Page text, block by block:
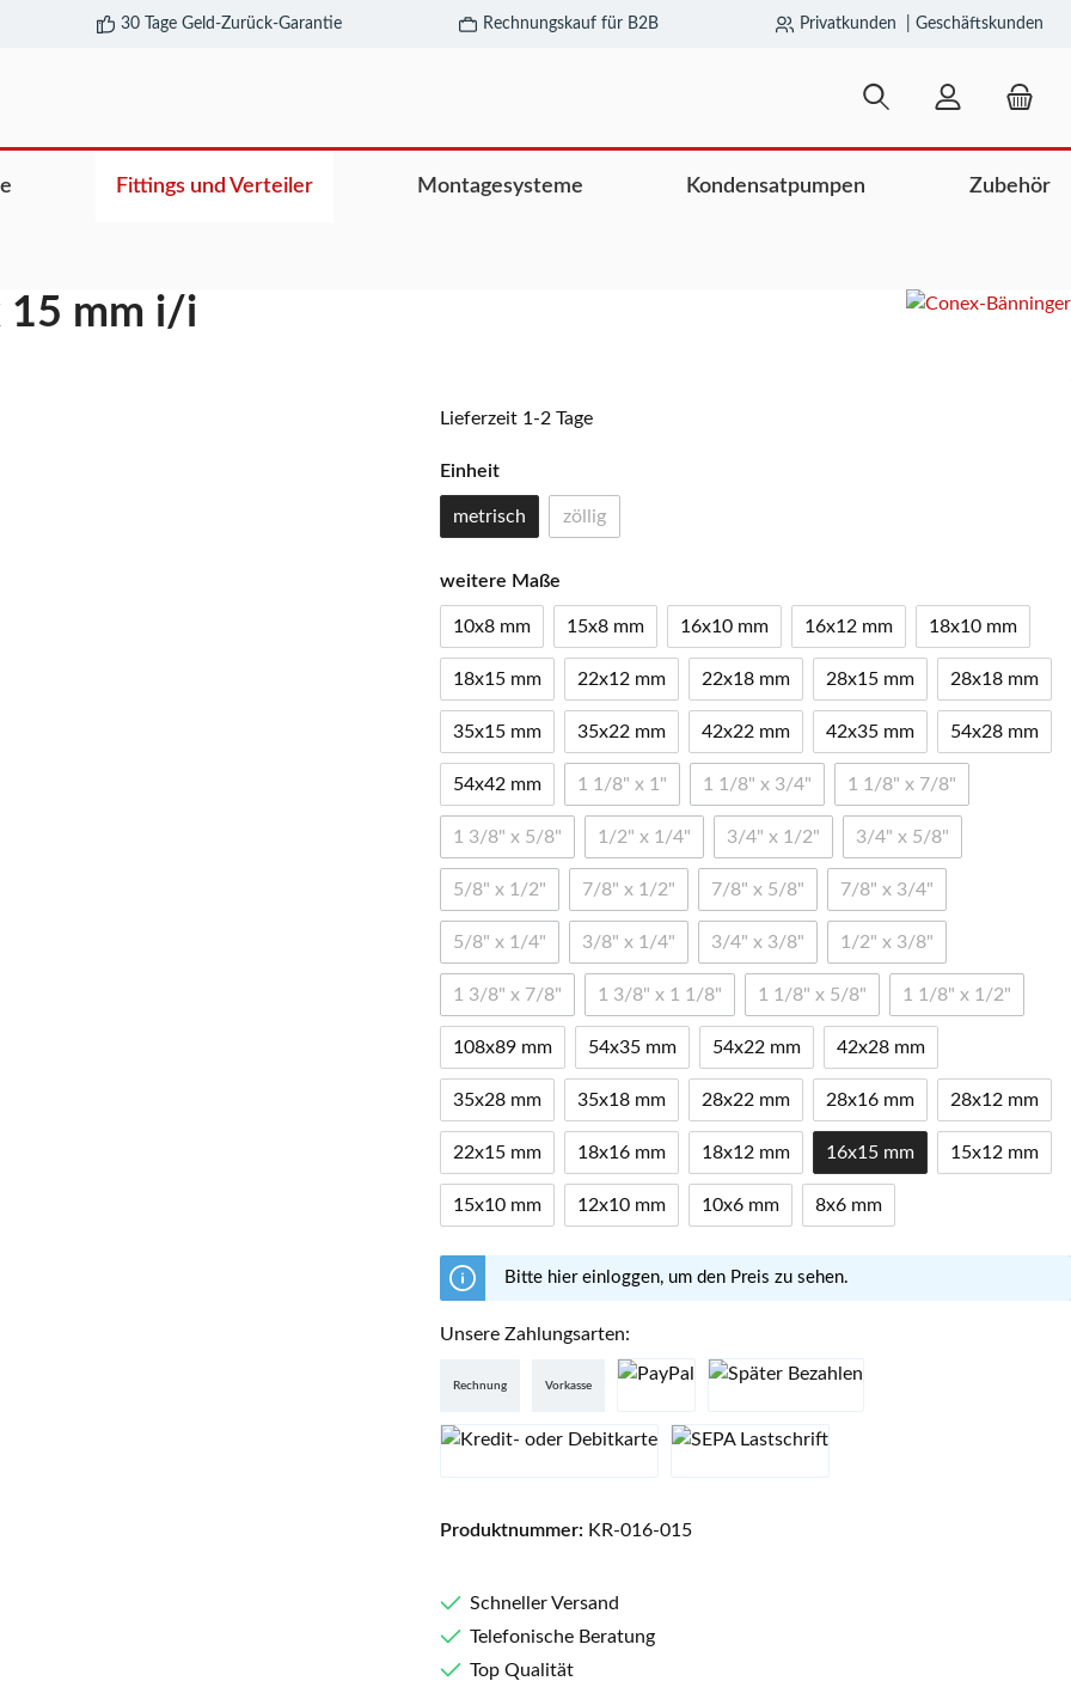
30 Tage Geld-Zurück-Garantie Rechnungskauf für B2B Privatkunden Geschäftskunden
Fittings und Verteiler Montagesysteme Kondensatpumpen Zubehör
15 mm i/i
Lieferzeit 1-2 Tage
Einheit
metrisch zöllig
weitere Maße
10x8 mm 15x8 mm 16x10 mm 16x12 mm 18x10 mm
18x15 mm 22x12 mm 22x18 mm 28x15 mm 28x18 mm
35x15 mm 35x22 mm 42x22 mm 42x35 mm 54x28 mm
54x42 mm 1 1/8" x 1" 1 1/8" x 3/4" 1 1/8" x 7/8"
1 3/8" x 5/8" 1/2" x 1/4" 3/4" x 1/2" 3/4" x 5/8"
5/8" x 1/2" 7/8" x 1/2" 7/8" x 5/8" 7/8" x 3/4"
5/8" x 1/4" 3/8" x 1/4" 3/4" x 3/8" 1/2" x 3/8"
1 3/8" x 7/8" 1 3/8" x 1 1/8" 1 1/8" x 5/8" 1 1/8" x 1/2"
108x89 mm 54x35 mm 54x22 mm 42x28 mm
35x28 mm 35x18 mm 28x22 mm 28x16 mm 28x12 mm
22x15 mm 18x16 mm 18x12 mm 16x15 mm 15x12 mm
15x10 mm 12x10 mm 10x6 mm 8x6 mm
Bitte hier einloggen, um den Preis zu sehen.
Unsere Zahlungsarten:
Rechnung Vorkasse
Produktnummer: KR-016-015
Schneller Versand
Telefonische Beratung
Top Qualität